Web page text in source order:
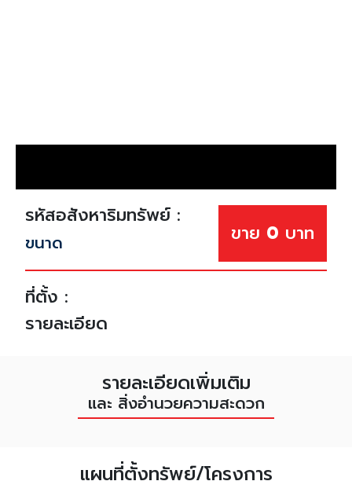
รหัสอสังหาริมทรัพย์ :
ขนาด ขาย 0 บาท
ที่ตั้ง :
รายละเอียด
รายละเอียดเพิ่มเติม
และ สิ่งอำนวยความสะดวก
แผนที่ตั้งทรัพย์/โครงการ